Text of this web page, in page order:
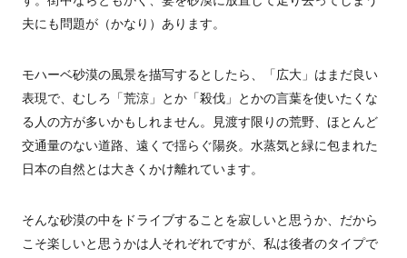
夫にも問題が（かなり）あります。
モハーベ砂漠の風景を描写するとしたら、「広大」はまだ良い
表現で、むしろ「荒涼」とか「殺伐」とかの言葉を使いたくな
る人の方が多いかもしれません。見渡す限りの荒野、ほとんど
交通量のない道路、遠くで揺らぐ陽炎。水蒸気と緑に包まれた
日本の自然とは大きくかけ離れています。
そんな砂漠の中をドライブすることを寂しいと思うか、だから
こそ楽しいと思うかは人それぞれですが、私は後者のタイプで